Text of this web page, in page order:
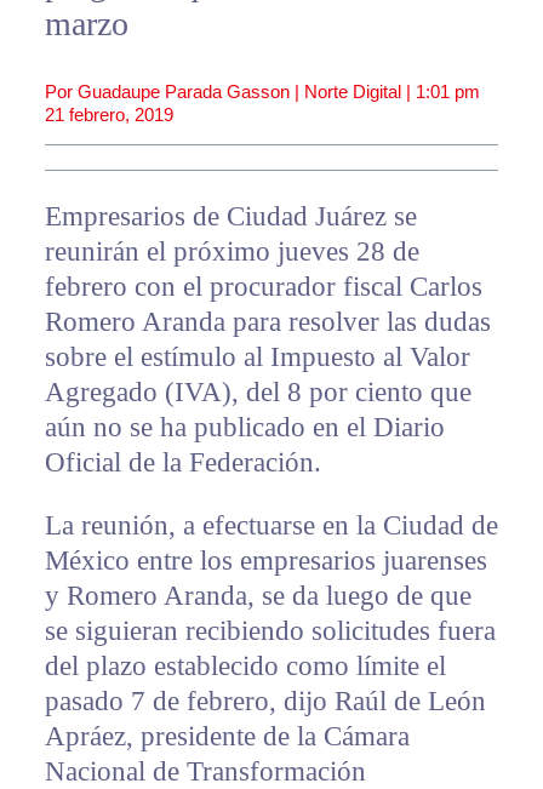
marzo
Por Guadaupe Parada Gasson | Norte Digital | 1:01 pm
21 febrero, 2019
Empresarios de Ciudad Juárez se
reunirán el próximo jueves 28 de
febrero con el procurador fiscal Carlos
Romero Aranda para resolver las dudas
sobre el estímulo al Impuesto al Valor
Agregado (IVA), del 8 por ciento que
aún no se ha publicado en el Diario
Oficial de la Federación.
La reunión, a efectuarse en la Ciudad de
México entre los empresarios juarenses
y Romero Aranda, se da luego de que
se siguieran recibiendo solicitudes fuera
del plazo establecido como límite el
pasado 7 de febrero, dijo Raúl de León
Apráez, presidente de la Cámara
Nacional de Transformación